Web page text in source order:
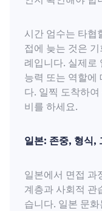
시간 엄수는 타협
접에 늦는 것은
례입니다. 실제로
능력 또는 역할에
다. 일찍 도착하
비를 하세요.
일본: 존중, 형식,
일본에서 면접 과
계층과 사회적 관
습니다. 일본 문